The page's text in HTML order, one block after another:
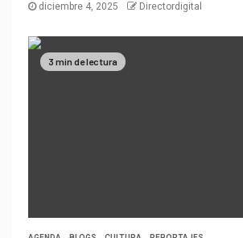
diciembre 4, 2025 Directordigital
3 min de lectura